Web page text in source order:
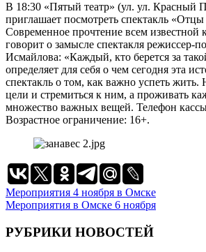
В 18:30 «Пятый театр» (ул. ул. Красный
приглашает посмотреть спектакль «Отцы
Современное прочтение всем известной
говорит о замысле спектакля режиссер-
Исмайлова: «Каждый, кто берется за
определяет для себя о чем сегодня эта
спектакль о том, как важно успеть жить.
цели и стремиться к ним, а проживать
множество важных вещей. Телефон
Возрастное ограничение: 16+.
Навигация
по
записям
Мероприятия 4 ноября в Омске
Мероприятия в Омске 6 ноября
РУБРИКИ НОВОСТЕЙ